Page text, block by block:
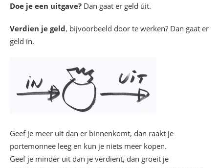
Doe je een uitgave? Dan gaat er geld úit.
Verdien je geld, bijvoorbeeld door te werken? Dan gaat er
geld ín.
Geef je meer uit dan er binnenkomt, dan raakt je
portemonnee leeg en kun je niets meer kopen.
Geef je minder uit dan je verdient, dan groeit je